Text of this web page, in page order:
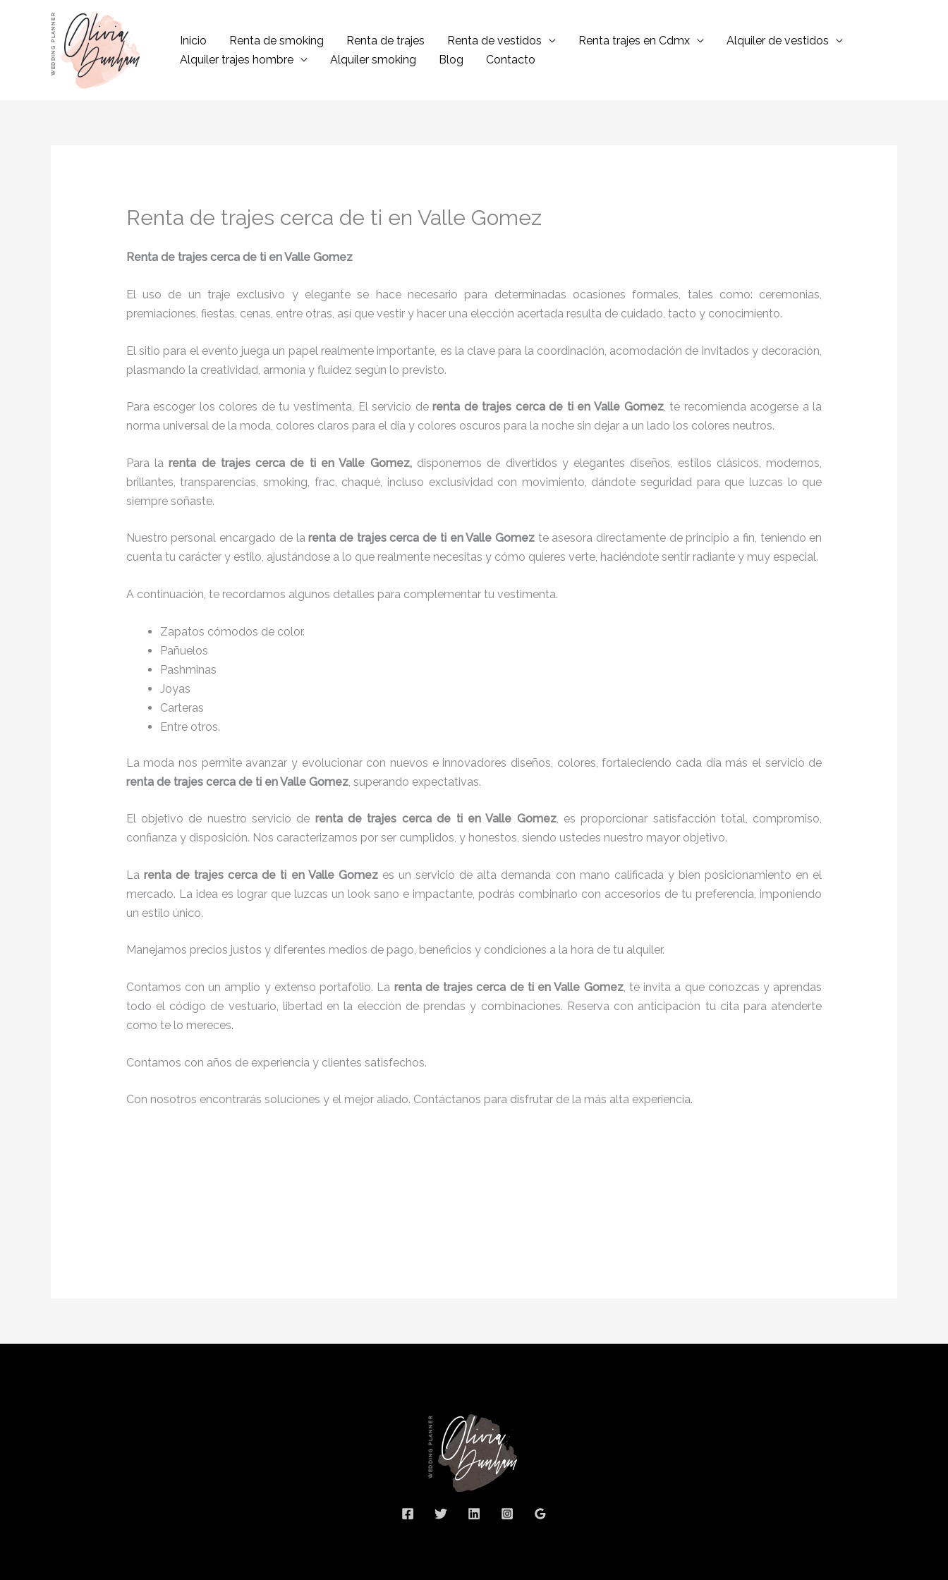
contenido
Inicio Renta de smoking Renta de trajes Renta de vestidos Renta trajes en Cdmx
Alquiler de vestidos
Alquiler trajes hombre
Alquiler smoking Blog Contacto
Renta de trajes cerca de ti en Valle Gomez
Renta de trajes cerca de ti en Valle Gomez
El uso de un traje exclusivo y elegante se hace necesario para determinadas ocasiones formales, tales como: ceremonias,
premiaciones, fiestas, cenas, entre otras, así que vestir y hacer una elección acertada resulta de cuidado, tacto y conocimiento.
El sitio para el evento juega un papel realmente importante, es la clave para la coordinación, acomodación de invitados y decoración,
plasmando la creatividad, armonía y fluidez según lo previsto.
Para escoger los colores de tu vestimenta, El servicio derenta de trajes cerca de ti en Valle Gomez, te recomienda acogerse a la
norma universal de la moda, colores claros para el día y colores oscuros para la noche sin dejar a un lado los colores neutros.
Para larenta de trajes cerca de ti en Valle Gomez, disponemos de divertidos y elegantes diseños, estilos clásicos, modernos,
brillantes, transparencias, smoking, frac, chaqué, incluso exclusividad con movimiento, dándote seguridad para que luzcas lo que
siempre soñaste.
Nuestro personal encargado de larenta de trajes cerca de ti en Valle Gomezte asesora directamente de principio a fin, teniendo en
cuenta tu carácter y estilo, ajustándose a lo que realmente necesitas y cómo quieres verte, haciéndote sentir radiante y muy especial.
A continuación, te recordamos algunos detalles para complementar tu vestimenta.
Zapatos cómodos de color.
Pañuelos
Pashminas
Joyas
Carteras
Entre otros.
La moda nos permite avanzar y evolucionar con nuevos e innovadores diseños, colores, fortaleciendo cada día más el servicio de
renta de trajes cerca de ti en Valle Gomez, superando expectativas.
El objetivo de nuestro servicio de renta de trajes cerca de ti en Valle Gomez, es proporcionar satisfacción total, compromiso,
confianza y disposición. Nos caracterizamos por ser cumplidos, y honestos, siendo ustedes nuestro mayor objetivo.
La renta de trajes cerca de ti en Valle Gomez es un servicio de alta demanda con mano calificada y bien posicionamiento en el
mercado. La idea es lograr que luzcas un look sano e impactante, podrás combinarlo con accesorios de tu preferencia, imponiendo
un estilo único.
Manejamos precios justos y diferentes medios de pago, beneficios y condiciones a la hora de tu alquiler.
Contamos con un amplio y extenso portafolio. La renta de trajes cerca de ti en Valle Gomez, te invita a que conozcas y aprendas
todo el código de vestuario, libertad en la elección de prendas y combinaciones. Reserva con anticipación tu cita para atenderte
como te lo mereces.
Contamos con años de experiencia y clientes satisfechos.
Con nosotros encontrarás soluciones y el mejor aliado. Contáctanos para disfrutar de la más alta experiencia.